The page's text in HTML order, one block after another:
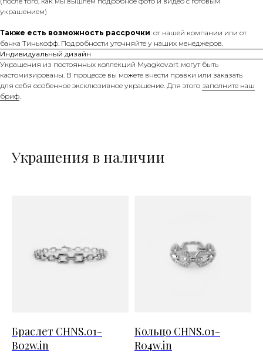
украшением)
Также есть возможность рассрочки: от нашей компании или от
банка Тинькофф. Подробности уточняйте у наших менеджеров.
Индивидуальный дизайн
Украшения из постоянных коллекций Myagkov.art могут быть
кастомизированы. В процессе вы можете внести правки или заказать
для себя особенное эксклюзивное украшение. Для этого заполните наш
бриф
Украшения в наличии
Браслет CHNS.01-
B02w.in
Кольцо CHNS.01-
R04w.in